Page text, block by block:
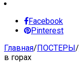
Facebook
Pinterest
Главная/ПОСТЕРЫ/
в горах